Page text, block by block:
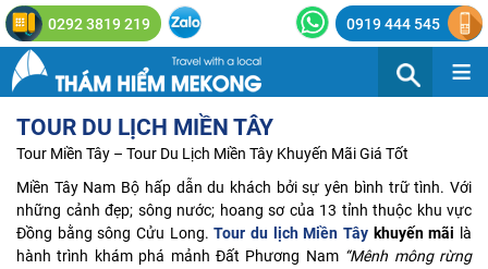
0292 3819 219 0919 444 545
≡
TOUR DU LỊCH MIỀN TÂY
Tour Miền Tây – Tour Du Lịch Miền Tây Khuyến Mãi Giá Tốt
Miền Tây Nam Bộ hấp dẫn du khách bởi sự yên bình trữ tình. Với
những cảnh đẹp; sông nước; hoang sơ của 13 tỉnh thuộc khu vực
Đồng bằng sông Cửu Long.Tour du lịch Miền Tây khuyến mãi là
hành trình khám phá mảnh Đất Phương Nam “Mênh mông rừng